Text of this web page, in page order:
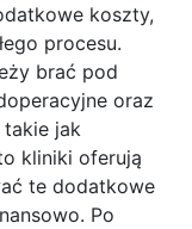
koszty,
procesu.
brać pod
oraz
jak
kliniki oferują
te dodatkowe
Po